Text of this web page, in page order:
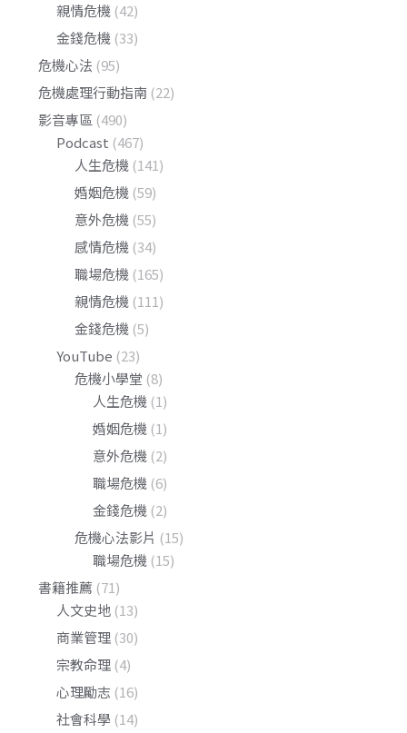
親情危機 (42)
金錢危機 (33)
危機心法 (95)
危機處理行動指南 (22)
影音專區 (490)
Podcast (467)
人生危機 (141)
婚姻危機 (59)
意外危機 (55)
感情危機 (34)
職場危機 (165)
親情危機 (111)
金錢危機 (5)
YouTube (23)
危機小學堂 (8)
人生危機 (1)
婚姻危機 (1)
意外危機 (2)
職場危機 (6)
金錢危機 (2)
危機心法影片 (15)
職場危機 (15)
書籍推薦 (71)
人文史地 (13)
商業管理 (30)
宗教命理 (4)
心理勵志 (16)
社會科學 (14)